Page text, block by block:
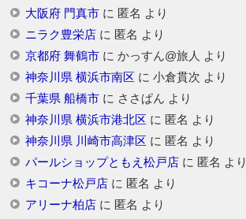
大阪府 門真市に 匿名 より
ニラク豊栄店に 匿名 より
京都府 舞鶴市に かっすん@旅人 より
神奈川県 横浜市南区 に 小倉貫次 より
千葉県 船橋市に ささぱん より
神奈川県 横浜市港北区 に 匿名 より
神奈川県 川崎市高津区 に 匿名 より
パールショップともえ松戸店に 匿名 より
キコーナ松戸店に 匿名 より
アリーナ柏店に 匿名 より